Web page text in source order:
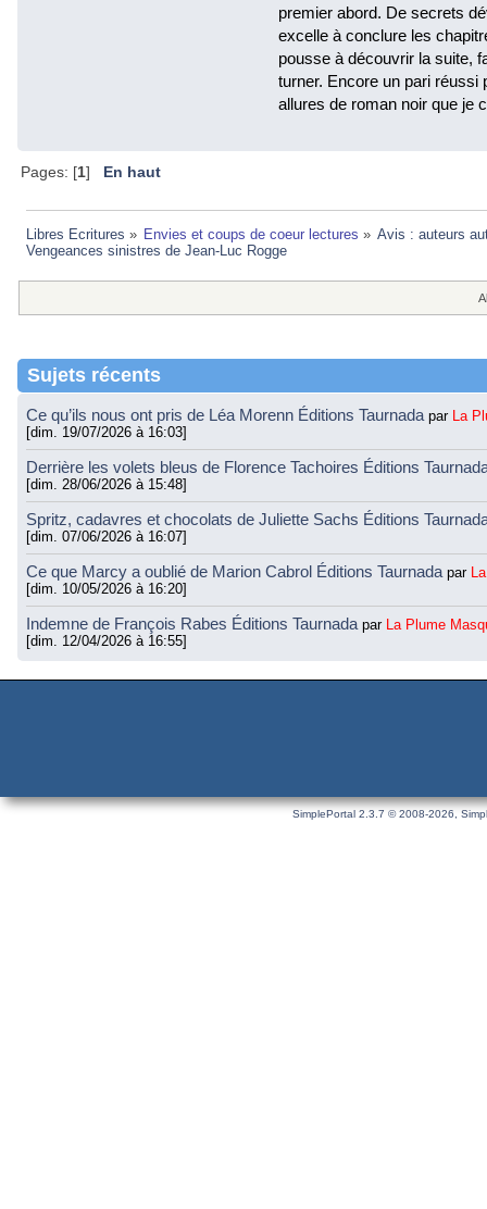
premier abord. De secrets
excelle à conclure les
pousse à découvrir la suite,
turner. Encore un pari réussi
allures de roman noir que je
Pages: [1] En haut
Libres Ecritures » Envies et coups de coeur lectures » Avis : auteurs
Vengeances sinistres de Jean-Luc Rogge
Sujets récents
Ce qu’ils nous ont pris de Léa Morenn Éditions Taurnada par La
[dim. 19/07/2026 à 16:03]
Derrière les volets bleus de Florence Tachoires Éditions
[dim. 28/06/2026 à 15:48]
Spritz, cadavres et chocolats de Juliette Sachs Éditions
[dim. 07/06/2026 à 16:07]
Ce que Marcy a oublié de Marion Cabrol Éditions Taurnada par
[dim. 10/05/2026 à 16:20]
Indemne de François Rabes Éditions Taurnada par La Plume
[dim. 12/04/2026 à 16:55]
SimplePortal 2.3.7 © 2008-2026,